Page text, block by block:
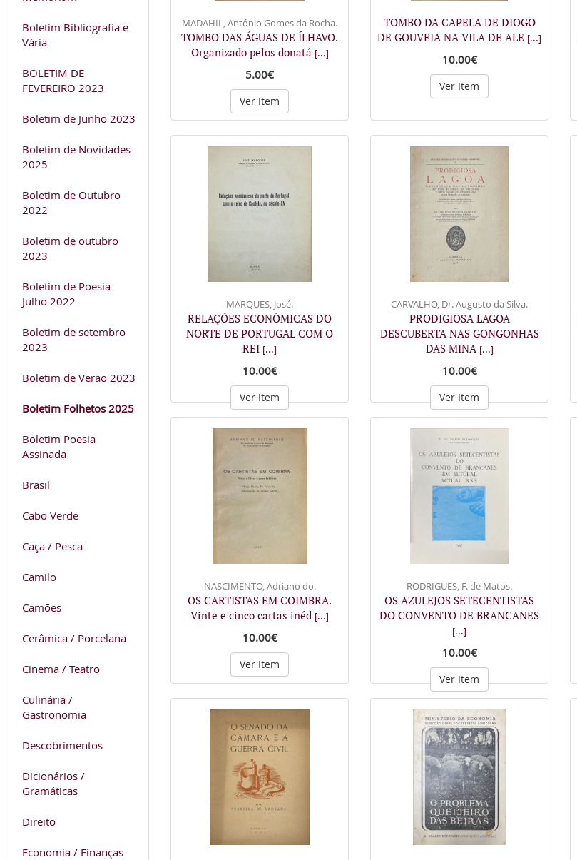
Boletim Bibliografia e
Vária
BOLETIM DE
FEVEREIRO 2023
Boletim de Junho 2023
Boletim de Novidades
2025
Boletim de Outubro
2022
Boletim de outubro
2023
Boletim de Poesia
Julho 2022
Boletim de setembro
2023
Boletim de Verão 2023
Boletim Folhetos 2025
Boletim Poesia
Assinada
Brasil
Cabo Verde
Caça / Pesca
Camilo
Camões
Cerâmica / Porcelana
Cinema / Teatro
Culinária /
Gastronomia
Descobrimentos
Dicionários /
Gramáticas
Direito
Economia / Finanças
MADAHIL, António Gomes da Rocha.
TOMBO DAS ÁGUAS DE ÍLHAVO.
Organizado pelos donatá [...]
5.00€
Ver Item
TOMBO DA CAPELA DE DIOGO
DE GOUVEIA NA VILA DE ALE [...]
10.00€
Ver Item
MARQUES, José.
RELAÇÕES ECONÓMICAS DO
NORTE DE PORTUGAL COM O
REI [...]
10.00€
Ver Item
CARVALHO, Dr. Augusto da Silva.
PRODIGIOSA LAGOA
DESCUBERTA NAS GONGONHAS
DAS MINA [...]
10.00€
Ver Item
NASCIMENTO, Adriano do.
OS CARTISTAS EM COIMBRA.
Vinte e cinco cartas inéd [...]
10.00€
Ver Item
RODRIGUES, F. de Matos.
OS AZULEJOS SETECENTISTAS
DO CONVENTO DE BRANCANES
[...]
10.00€
Ver Item